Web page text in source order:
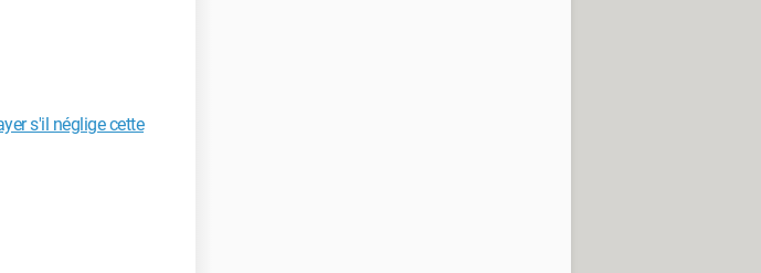
s'il néglige cette